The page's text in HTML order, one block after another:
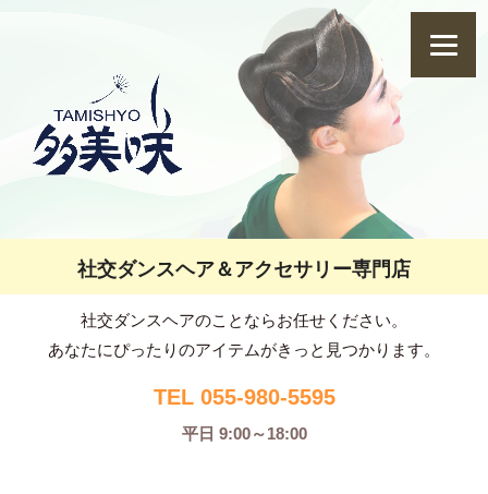
社交ダンスヘア＆アクセサリー専門店
社交ダンスヘアのことならお任せください。
あなたにぴったりのアイテムがきっと見つかります。
TEL 055-980-5595
平日 9:00～18:00